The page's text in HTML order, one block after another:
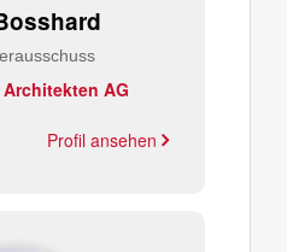
AG
Profil ansehen